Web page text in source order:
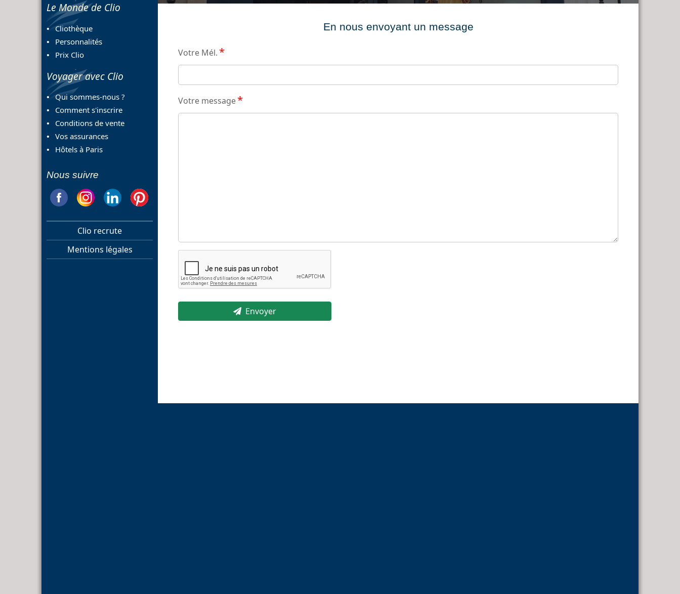
Le Monde de Clio
Cliothèque
Personnalités
Prix Clio
Voyager avec Clio
Qui sommes-nous ?
Comment s'inscrire
Conditions de vente
Vos assurances
Hôtels à Paris
Nous suivre
Clio recrute
Mentions légales
En nous envoyant un message
Votre Mél. *
Votre message*
Envoyer